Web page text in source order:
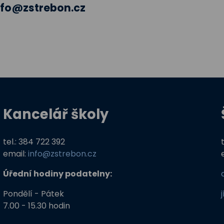
Kancelář školy
tel.: 384 722 392
email: info@zstrebon.cz
Úřední hodiny podatelny:
Pondělí - Pátek
7.00 - 15.30 hodin